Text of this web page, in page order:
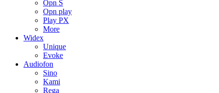
Opn S
Opn play
Play PX
More
Widex
Unique
Evoke
Audiofon
Sino
Kami
Rega